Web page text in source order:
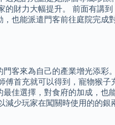
財力大幅提升。 前面有講
也能派遣門客前往庭院完成
客來為自己的產業增光添彩
首充就可以得到，寵物猴子
佳選擇，對食府的加成，也
少玩家在闖關時使用的的